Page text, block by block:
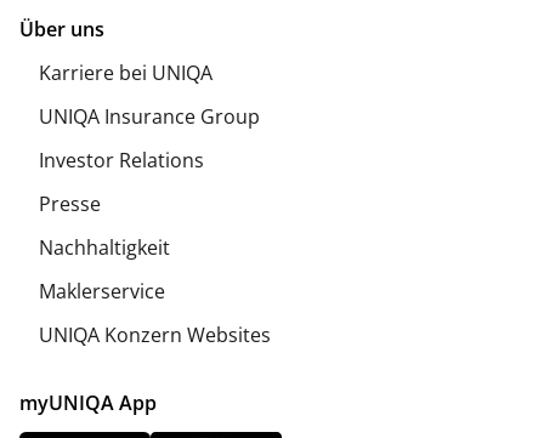
Über uns
Karriere bei UNIQA
UNIQA Insurance Group
Investor Relations
Presse
Nachhaltigkeit
Maklerservice
UNIQA Konzern Websites
myUNIQA App